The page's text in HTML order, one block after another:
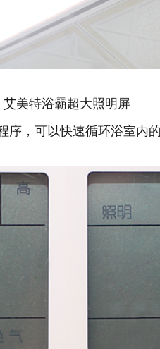
艾美特浴霸超大照明屏
，可以快速循环浴室内的